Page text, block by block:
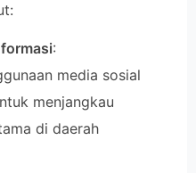
:
media sosial
menjangkau
di daerah